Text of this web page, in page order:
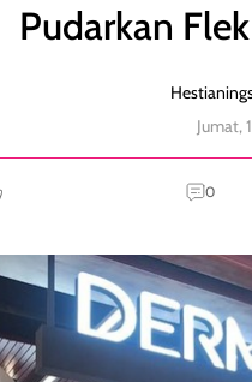
Pudarkan
Jumat,
0